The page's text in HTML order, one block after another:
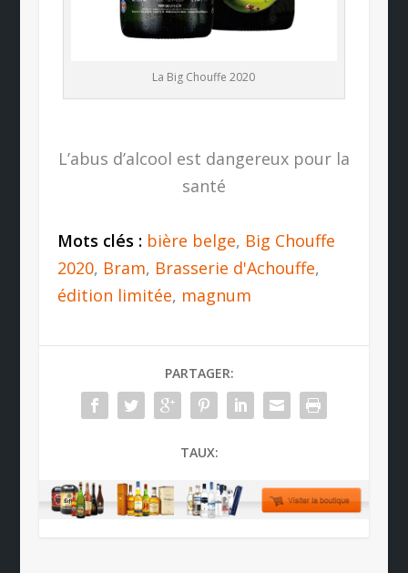
La Big Chouffe 2020
L’abus d’alcool est dangereux pour la
santé
Mots clés : bière belge, Big Chouffe
2020, Bram, Brasserie d'Achouffe,
édition limitée, magnum
PARTAGER:
TAUX: